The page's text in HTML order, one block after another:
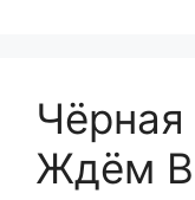
Чёрная
Ждём